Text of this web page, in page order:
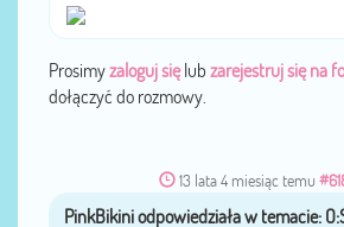
Prosimyzaloguj sięlub zarejestruj się na
dołączyć do rozmowy.
13 lata 4 miesiąc temu
przezPinkBikini